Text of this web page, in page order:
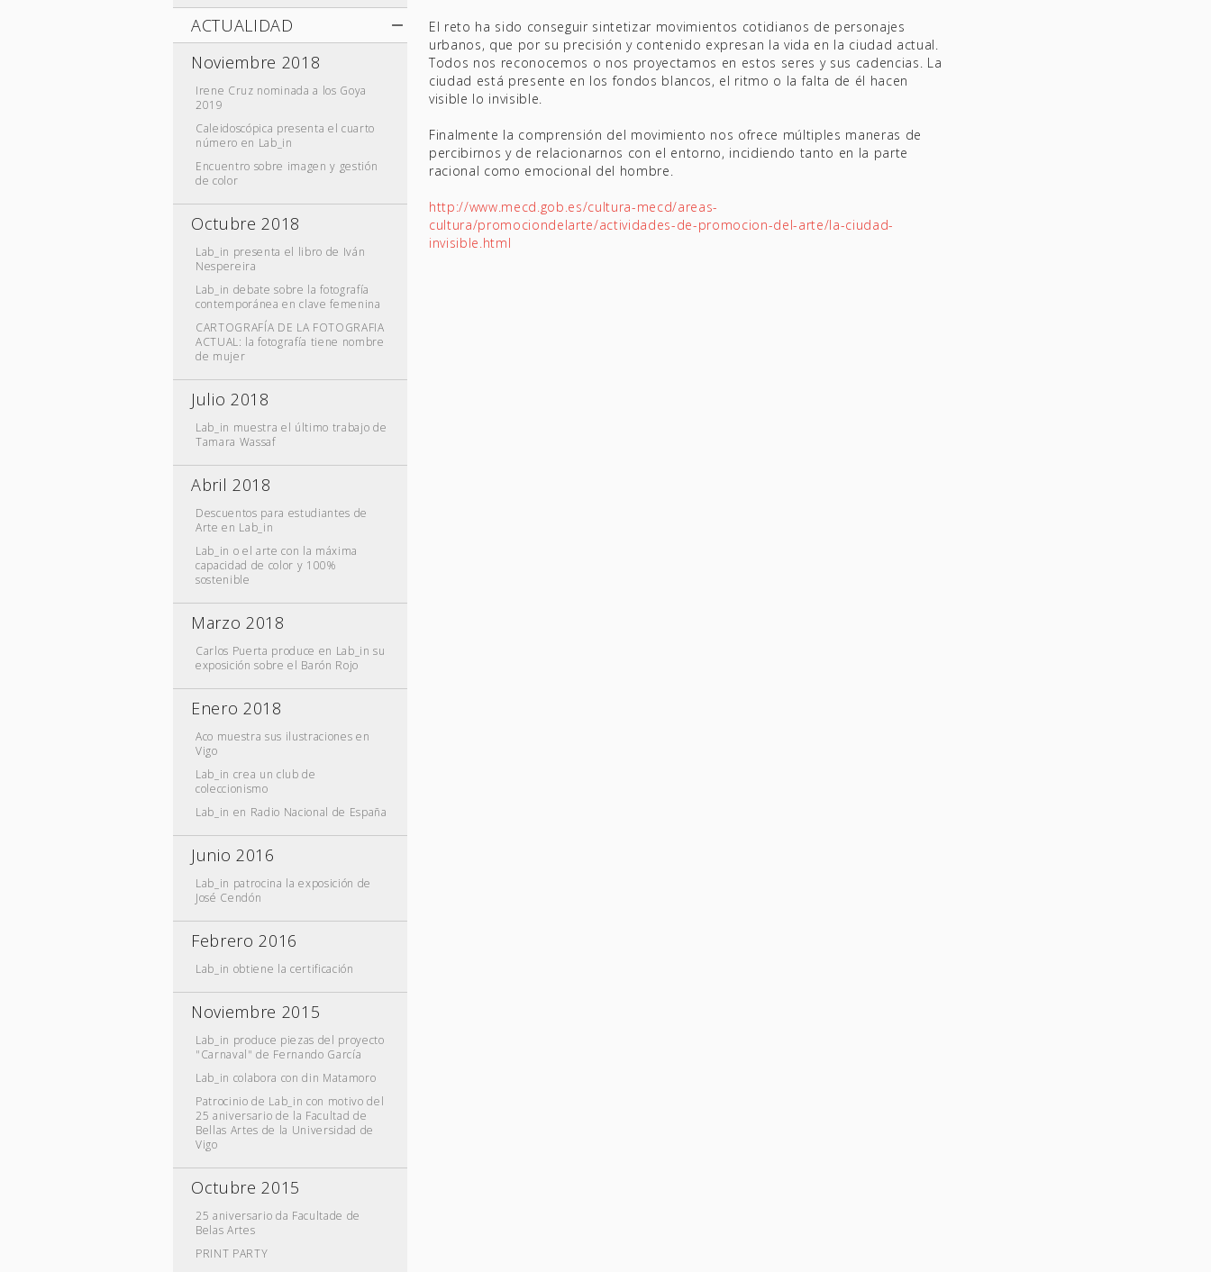
ACTUALIDAD
Noviembre 2018
Irene Cruz nominada a los Goya
2019
Caleidoscópica presenta el cuarto
número en Lab_in
Encuentro sobre imagen y gestión
de color
Octubre 2018
Lab_in presenta el libro de Iván
Nespereira
Lab_in debate sobre la fotografía
contemporánea en clave femenina
CARTOGRAFÍA DE LA FOTOGRAFIA
ACTUAL: la fotografía tiene nombre
de mujer
Julio 2018
Lab_in muestra el último trabajo de
Tamara Wassaf
Abril 2018
Descuentos para estudiantes de
Arte en Lab_in
Lab_in o el arte con la máxima
capacidad de color y 100%
sostenible
Marzo 2018
Carlos Puerta produce en Lab_in su
exposición sobre el Barón Rojo
Enero 2018
Aco muestra sus ilustraciones en
Vigo
Lab_in crea un club de
coleccionismo
Lab_in en Radio Nacional de España
Junio 2016
Lab_in patrocina la exposición de
José Cendón
Febrero 2016
Lab_in obtiene la certificación
Noviembre 2015
Lab_in produce piezas del proyecto
"Carnaval" de Fernando García
Lab_in colabora con din Matamoro
Patrocinio de Lab_in con motivo del
25 aniversario de la Facultad de
Bellas Artes de la Universidad de
Vigo
Octubre 2015
25 aniversario da Facultade de
Belas Artes
PRINT PARTY
El reto ha sido conseguir sintetizar movimientos cotidianos de personajes
urbanos, que por su precisión y contenido expresan la vida en la ciudad actual.
Todos nos reconocemos o nos proyectamos en estos seres y sus cadencias. La
ciudad está presente en los fondos blancos, el ritmo o la falta de él hacen
visible lo invisible.
Finalmente la comprensión del movimiento nos ofrece múltiples maneras de
percibirnos y de relacionarnos con el entorno, incidiendo tanto en la parte
racional como emocional del hombre.
http://www.mecd.gob.es/cultura-mecd/areas-
cultura/promociondelarte/actividades-de-promocion-del-arte/la-ciudad-
invisible.html